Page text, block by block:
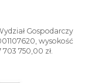
Gospodarczy
wysokość
750,00 zł.